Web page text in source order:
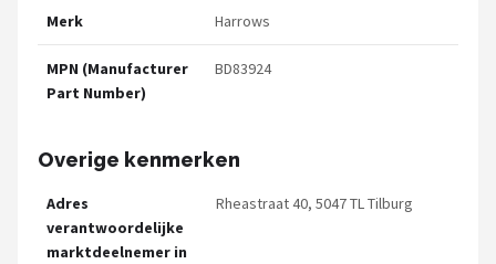
Merk Harrows
MPN (Manufacturer
Part Number)
BD83924
Overige kenmerken
Adres
verantwoordelijke
marktdeelnemer in
Rheastraat 40, 5047 TL Tilburg